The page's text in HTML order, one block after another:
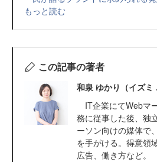
もっと読む
この記事の著者
和泉 ゆかり（イズミ
IT企業にてWebマ
務に従事した後、独
ーソン向けの媒体で
を手がける。得意領
広告、働き方など。